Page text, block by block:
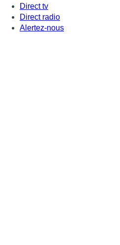
Direct tv
Direct radio
Alertez-nous